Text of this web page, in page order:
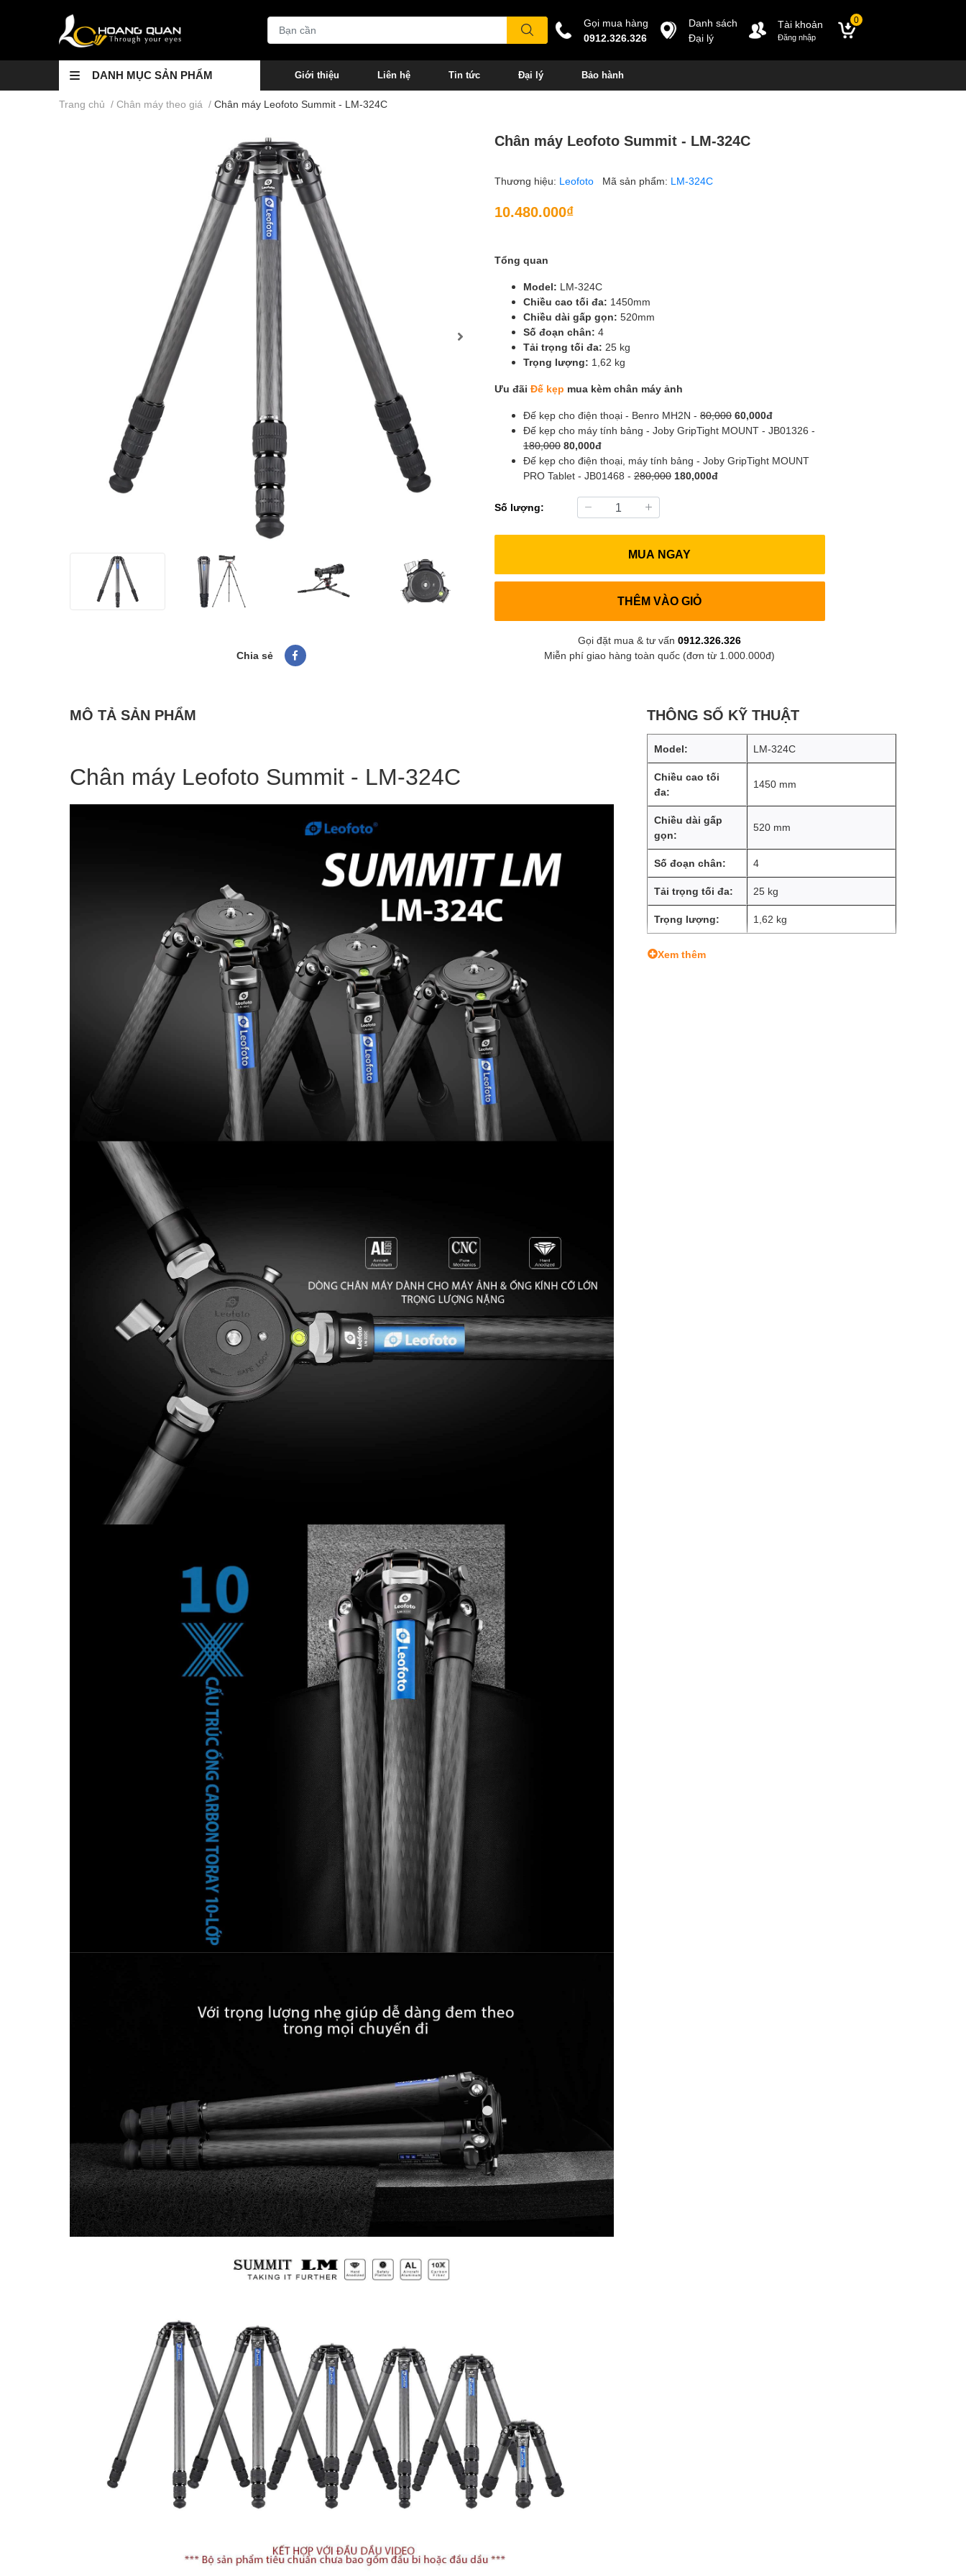
Gọi mua hàng
0912.326.326
Danh sách
Đại lý
Tài khoản
Đăng nhập
0
DANH MỤC SẢN PHẨM Giới thiệu Liên hệ Tin tức Đại lý Bảo hành
Trang chủ / Chân máy theo giá / Chân máy Leofoto Summit - LM-324C
Chia sẻ
Chân máy Leofoto Summit - LM-324C
Thương hiệu: Leofoto Mã sản phẩm: LM-324C
10.480.000₫
Tổng quan
Model: LM-324C
Chiều cao tối đa: 1450mm
Chiều dài gấp gọn: 520mm
Số đoạn chân: 4
Tải trọng tối đa: 25 kg
Trọng lượng: 1,62 kg
Ưu đãi Đế kẹp mua kèm chân máy ảnh
Đế kẹp cho điện thoại - Benro MH2N - 80,000 60,000đ
Đế kẹp cho máy tính bảng - Joby GripTight MOUNT - JB01326 -
180,000 80,000đ
Đế kẹp cho điện thoại, máy tính bảng - Joby GripTight MOUNT
PRO Tablet - JB01468 - 280,000 180,000đ
Số lượng:
MUA NGAY
THÊM VÀO GIỎ
Gọi đặt mua & tư vấn0912.326.326
Miễn phí giao hàng toàn quốc (đơn từ 1.000.000đ)
MÔ TẢ SẢN PHẨM
Chân máy Leofoto Summit - LM-324C
THÔNG SỐ KỸ THUẬT
Model: LM-324C
Chiều cao tối
đa:
1450 mm
Chiều dài gấp
gọn:
520 mm
Số đoạn chân: 4
Tải trọng tối đa: 25 kg
Trọng lượng: 1,62 kg
Xem thêm